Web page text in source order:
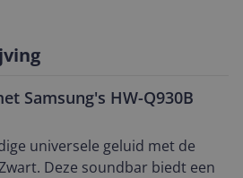
Samsung's HW-Q930B
universele geluid met de
Deze soundbar biedt een